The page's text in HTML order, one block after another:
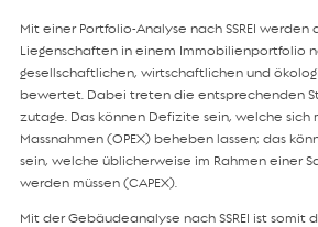
Mit einer Portfolio-Analyse nach SSREI
Liegenschaften in einem Immobilienportfolio
gesellschaftlichen, wirtschaftlichen und
bewertet. Dabei treten die entsprechenden
zutage. Das können Defizite sein, welche
Massnahmen (OPEX) beheben lassen; das
sein, welche üblicherweise im Rahmen einer
werden müssen (CAPEX).
Mit der Gebäudeanalyse nach SSREI ist somit